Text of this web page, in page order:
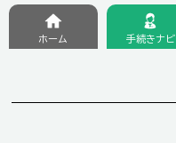
ホーム 手続きナビ